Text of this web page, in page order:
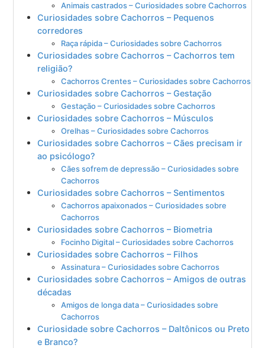
Animais castrados – Curiosidades sobre Cachorros
Curiosidades sobre Cachorros – Pequenos
corredores
Raça rápida – Curiosidades sobre Cachorros
Curiosidades sobre Cachorros – Cachorros tem
religião?
Cachorros Crentes – Curiosidades sobre Cachorros
Curiosidades sobre Cachorros – Gestação
Gestação – Curiosidades sobre Cachorros
Curiosidades sobre Cachorros – Músculos
Orelhas – Curiosidades sobre Cachorros
Curiosidades sobre Cachorros – Cães precisam ir
ao psicólogo?
Cães sofrem de depressão – Curiosidades sobre
Cachorros
Curiosidades sobre Cachorros – Sentimentos
Cachorros apaixonados – Curiosidades sobre
Cachorros
Curiosidades sobre Cachorros – Biometria
Focinho Digital – Curiosidades sobre Cachorros
Curiosidades sobre Cachorros – Filhos
Assinatura – Curiosidades sobre Cachorros
Curiosidades sobre Cachorros – Amigos de outras
décadas
Amigos de longa data – Curiosidades sobre
Cachorros
Curiosidade sobre Cachorros – Daltônicos ou Preto
e Branco?